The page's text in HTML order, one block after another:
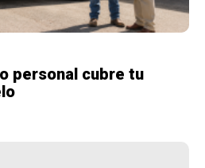
personal cubre tu